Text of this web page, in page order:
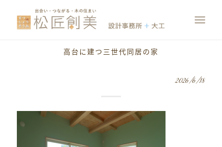
高台に建つ三世代同居の家
2026/6/18